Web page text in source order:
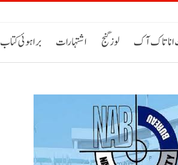
براہوئی کتاب اشتہارات لوز گنج تاک آک